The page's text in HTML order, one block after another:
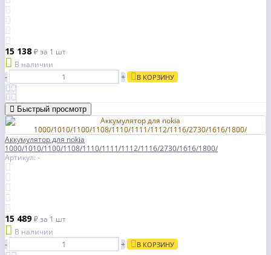
15 138 ₽за 1 шт
В наличии
-
+ В КОРЗИНУ
Быстрый просмотр
Аккумулятор для nokia
1000/1010/1100/1108/1110/1111/1112/1116/2730/1616/1800/
Артикул: -
15 489₽за 1 шт
В наличии
-
+ В КОРЗИНУ